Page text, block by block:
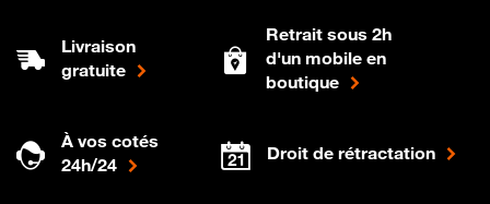
Livraison
gratuite
Retrait sous 2h
d'un mobile en
boutique
À vos cotés
24h/24
Droit de rétractation